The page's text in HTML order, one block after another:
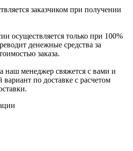
заказчиком при получении
осуществляется только при 100%
денежные средства за
заказа.
наш менеджер свяжется с вами и
по доставке с расчетом